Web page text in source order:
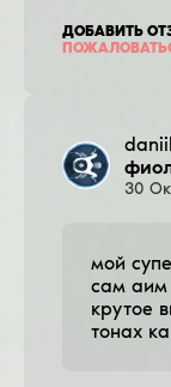
ДОБАВИТЬ
30
мой
сам аим
крутое
тонах